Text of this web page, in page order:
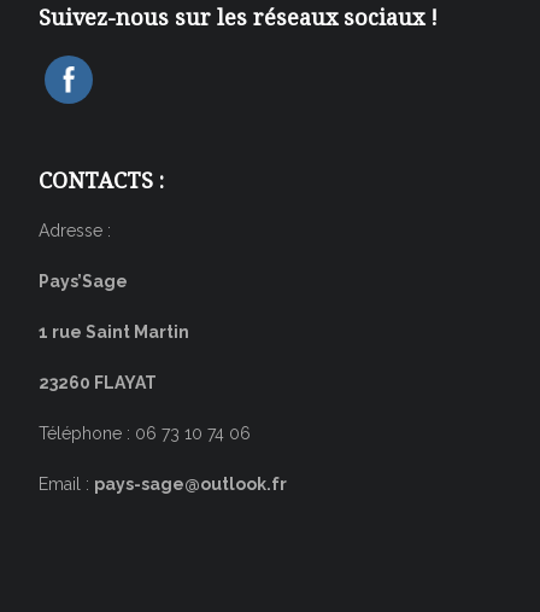
Suivez-nous sur les réseaux sociaux !
CONTACTS :
Adresse :
Pays’Sage
1 rue Saint Martin
23260 FLAYAT
Téléphone : 06 73 10 74 06
Email : pays-sage@outlook.fr